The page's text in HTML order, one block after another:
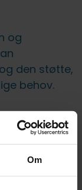
Om
og
den støtte,
behov.